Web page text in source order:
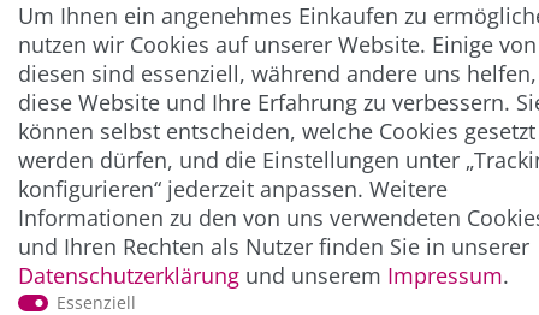
Um Ihnen ein angenehmes Einkaufen zu
nutzen wir Cookies auf unserer Website. Einige von
diesen sind essenziell, während andere uns helfen,
diese Website und Ihre Erfahrung zu verbessern.
können selbst entscheiden, welche Cookies gesetzt
werden dürfen, und die Einstellungen unter
konfigurieren“ jederzeit anpassen. Weitere
Informationen zu den von uns verwendeten
und Ihren Rechten als Nutzer finden Sie in unserer
Daten­schutz­erklärung und unserem Impressum.
Essenziell